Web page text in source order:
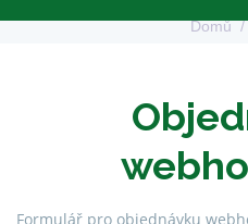
Domů
Formulář pro objednávku